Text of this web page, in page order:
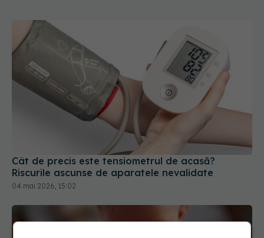
Cât de precis este tensiometrul de acasă?
Riscurile ascunse de aparatele nevalidate